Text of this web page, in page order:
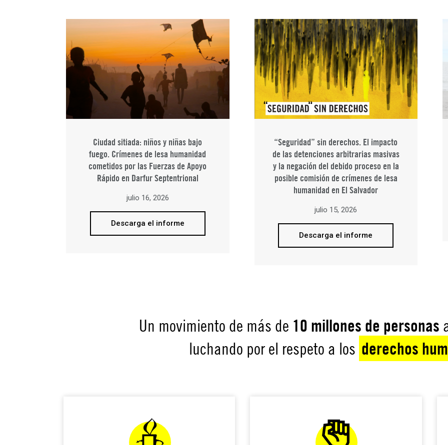
Ciudad sitiada: niños y niñas bajo
fuego. Crímenes de lesa humanidad
cometidos por las Fuerzas de Apoyo
Rápido en Darfur Septentrional
julio 16, 2026
Descarga el informe
“Seguridad” sin derechos. El impacto
de las detenciones arbitrarias masivas
y la negación del debido proceso en la
posible comisión de crímenes de lesa
humanidad en El Salvador
julio 15, 2026
Descarga el informe
Un movimiento de más de 10 millones de personas
luchando por el respeto a los derechos